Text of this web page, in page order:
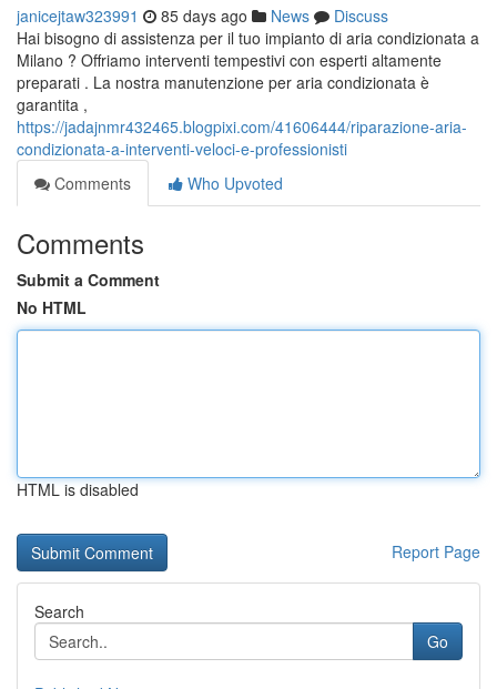
janicejtaw323991 85 days ago News
Discuss
Hai bisogno di assistenza per il tuo impianto di aria condizionata a
Milano ? Offriamo interventi tempestivi con esperti altamente
preparati . La nostra manutenzione per aria condizionata è
garantita ,
https://jadajnmr432465.blogpixi.com/41606444/riparazione-aria-
condizionata-a-interventi-veloci-e-professionisti
Comments
Who Upvoted
Comments
Submit a Comment
No HTML
HTML is disabled
Report Page
Search
Go